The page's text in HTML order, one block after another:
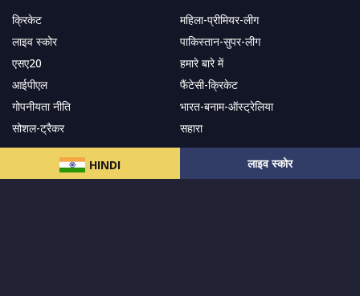
HINDI लाइव स्कोर
क्रिकेट
महिला-प्रीमियर-लीग
लाइव स्कोर
पाकिस्तान-सुपर-लीग
एसए20
हमारे बारे में
आईपीएल
फैंटेसी-क्रिकेट
गोपनीयता नीति
भारत-बनाम-ऑस्ट्रेलिया
सोशल-ट्रैकर
सहारा
हमारे समाचार पत्र के सदस्य बनें